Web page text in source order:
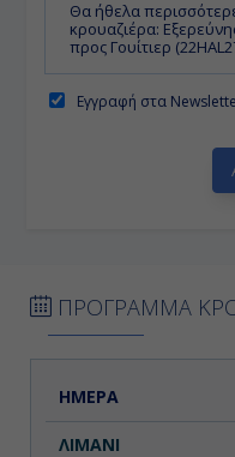
Εγγραφή στα
ΠΡΟΓΡΑΜΜΑ
ΗΜΕΡΑ